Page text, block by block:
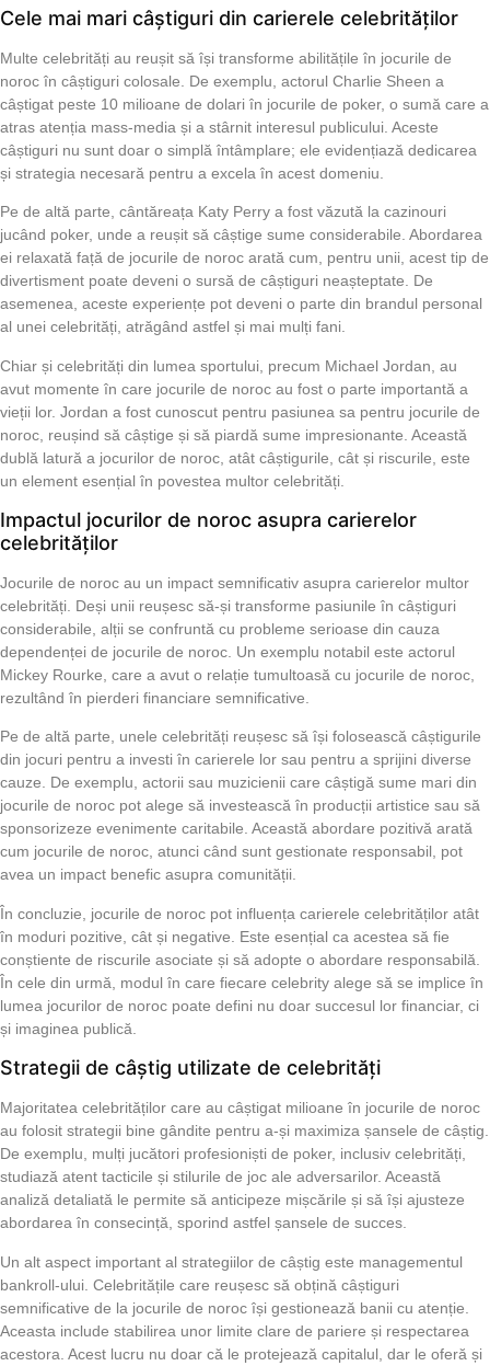
Cele mai mari câștiguri din carierele celebrităților
Multe celebrități au reușit să își transforme abilitățile în jocurile de
noroc în câștiguri colosale. De exemplu, actorul Charlie Sheen a
câștigat peste 10 milioane de dolari în jocurile de poker, o sumă care a
atras atenția mass-media și a stârnit interesul publicului. Aceste
câștiguri nu sunt doar o simplă întâmplare; ele evidențiază dedicarea
și strategia necesară pentru a excela în acest domeniu.
Pe de altă parte, cântăreața Katy Perry a fost văzută la cazinouri
jucând poker, unde a reușit să câștige sume considerabile. Abordarea
ei relaxată față de jocurile de noroc arată cum, pentru unii, acest tip de
divertisment poate deveni o sursă de câștiguri neașteptate. De
asemenea, aceste experiențe pot deveni o parte din brandul personal
al unei celebrități, atrăgând astfel și mai mulți fani.
Chiar și celebrități din lumea sportului, precum Michael Jordan, au
avut momente în care jocurile de noroc au fost o parte importantă a
vieții lor. Jordan a fost cunoscut pentru pasiunea sa pentru jocurile de
noroc, reușind să câștige și să piardă sume impresionante. Această
dublă latură a jocurilor de noroc, atât câștigurile, cât și riscurile, este
un element esențial în povestea multor celebrități.
Impactul jocurilor de noroc asupra carierelor
celebrităților
Jocurile de noroc au un impact semnificativ asupra carierelor multor
celebrități. Deși unii reușesc să-și transforme pasiunile în câștiguri
considerabile, alții se confruntă cu probleme serioase din cauza
dependenței de jocurile de noroc. Un exemplu notabil este actorul
Mickey Rourke, care a avut o relație tumultoasă cu jocurile de noroc,
rezultând în pierderi financiare semnificative.
Pe de altă parte, unele celebrități reușesc să își folosească câștigurile
din jocuri pentru a investi în carierele lor sau pentru a sprijini diverse
cauze. De exemplu, actorii sau muzicienii care câștigă sume mari din
jocurile de noroc pot alege să investească în producții artistice sau să
sponsorizeze evenimente caritabile. Această abordare pozitivă arată
cum jocurile de noroc, atunci când sunt gestionate responsabil, pot
avea un impact benefic asupra comunității.
În concluzie, jocurile de noroc pot influența carierele celebrităților atât
în moduri pozitive, cât și negative. Este esențial ca acestea să fie
conștiente de riscurile asociate și să adopte o abordare responsabilă.
În cele din urmă, modul în care fiecare celebrity alege să se implice în
lumea jocurilor de noroc poate defini nu doar succesul lor financiar, ci
și imaginea publică.
Strategii de câștig utilizate de celebrități
Majoritatea celebrităților care au câștigat milioane în jocurile de noroc
au folosit strategii bine gândite pentru a-și maximiza șansele de câștig.
De exemplu, mulți jucători profesioniști de poker, inclusiv celebrități,
studiază atent tacticile și stilurile de joc ale adversarilor. Această
analiză detaliată le permite să anticipeze mișcările și să își ajusteze
abordarea în consecință, sporind astfel șansele de succes.
Un alt aspect important al strategiilor de câștig este managementul
bankroll-ului. Celebritățile care reușesc să obțină câștiguri
semnificative de la jocurile de noroc își gestionează banii cu atenție.
Aceasta include stabilirea unor limite clare de pariere și respectarea
acestora. Acest lucru nu doar că le protejează capitalul, dar le oferă și